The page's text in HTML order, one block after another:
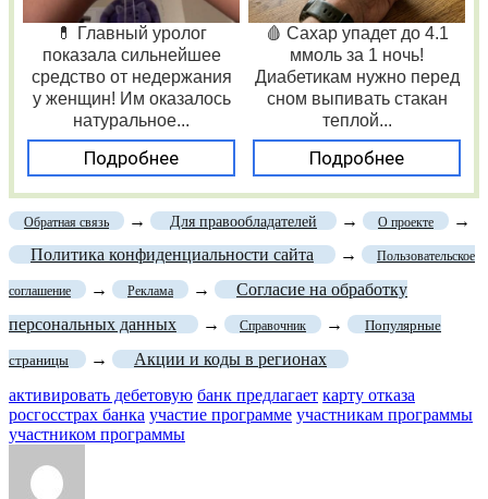
💊 Главный уролог
показала сильнейшее
средство от недержания
у женщин! Им оказалось
натуральное...
Подробнее
🩸 Сахар упадет до 4.1
ммоль за 1 ночь!
Диабетикам нужно перед
сном выпивать стакан
теплой...
Подробнее
Обратная связь → Для правообладателей → О проекте
→
Политика конфиденциальности сайта
→ Пользовательское
соглашение → Реклама →
Согласие на обработку
персональных данных
→ Справочник → Популярные
страницы →
Акции и коды в регионах
активировать дебетовую банк предлагает карту отказа
росгосстрах банка участие программе участникам программы
участником программы